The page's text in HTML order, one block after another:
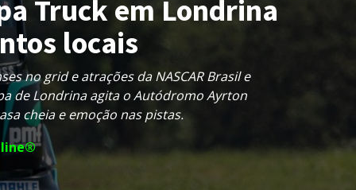
Truck em Londrina
locais
no grid e atrações da NASCAR Brasil e
de Londrina agita o Autódromo Ayrton
cheia e emoção nas pistas.